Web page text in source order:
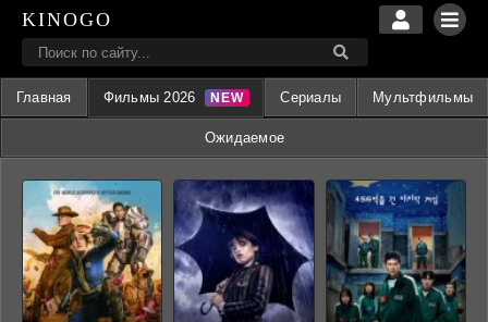
KINOGO
Главная Фильмы 2026 Сериалы Мультфильмы
Ожидаемое